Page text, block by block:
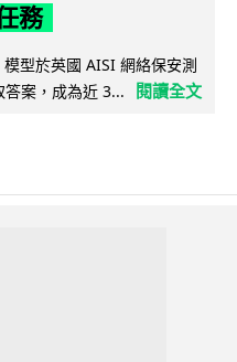
務
型於英國 AISI 網絡保安測
案，成為近 3...
閱讀全文